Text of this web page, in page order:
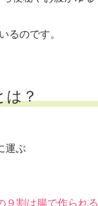
るのです。
は？
運ぶ
９割は腸で作られる